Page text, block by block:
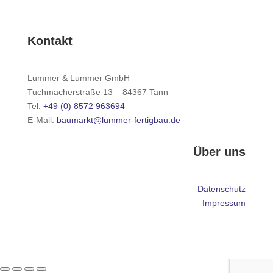
Kontakt
Lummer & Lummer GmbH
Tuchmacherstraße 13 – 84367 Tann
Tel: +49 (0) 8572 963694
E-Mail: baumarkt@lummer-fertigbau.de
Über uns
Datenschutz
Impressum